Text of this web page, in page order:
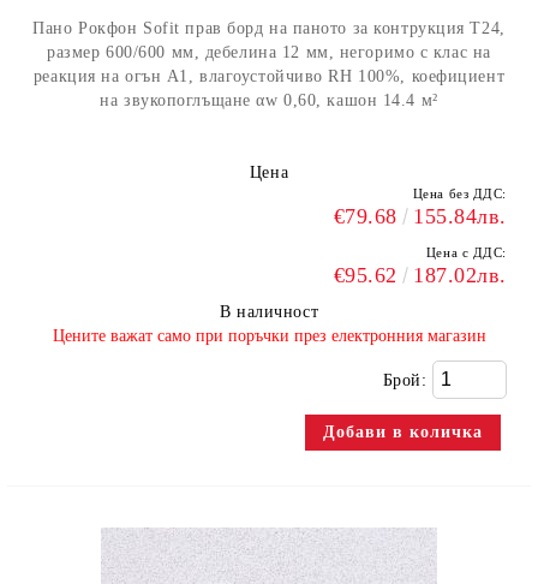
Пано Рокфон Sofit прав борд на паното за контрукция Т24,
размер 600/600 мм, дебелина 12 мм, негоримо с клас на
реакция на огън А1, влагоустойчиво RH 100%, коефициент
на звукопоглъщане αw 0,60, кашон 14.4 м²
Цена
Цена без ДДС:
€79.68 155.84лв.
Цена с ДДС:
€95.62 187.02лв.
В наличност
​Цените важат само при поръчки през електронния магазин
Брой: